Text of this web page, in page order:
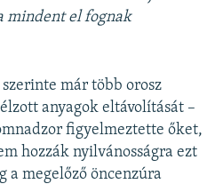
mindent el fognak
már több orosz
anyagok eltávolítását –
figyelmeztette őket,
hozzák nyilvánosságra ezt
a megelőző öncenzúra